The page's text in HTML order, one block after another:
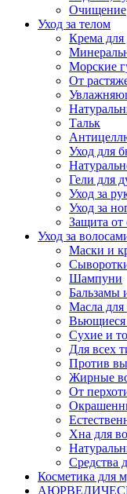
Очищение
Уход за телом
Крема
Морские
От
Тальк
Уход для
Гели для
Уход за
Уход за
Защита от
Уход за
Маски и
Шампуни
Бальзамы
Масла для
Вьющиеся
Сухие и
Для всех
Против
Жирные
От
Хна для
Средства
Косметика для